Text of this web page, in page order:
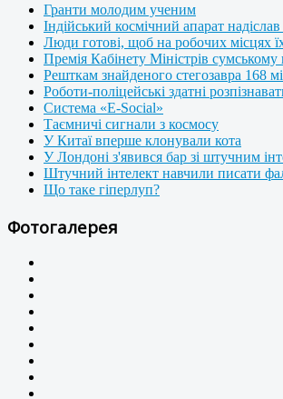
Гранти молодим ученим
Індійський космічний апарат
Люди готові, щоб на робочих місцях
Премія Кабінету Міністрів
Решткам знайденого стегозавра 168
Роботи-поліцейські здатні
Система «E-Social»
Таємничі сигнали з космосу
У Китаї вперше клонували кота
У Лондоні з'явився бар зі штучним
Штучний інтелект навчили писати
Що таке гіперлуп?
Фотогалерея